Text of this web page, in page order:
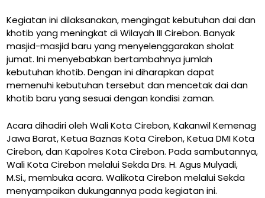
Kegiatan ini dilaksanakan, mengingat kebutuhan dai dan
khotib yang meningkat di Wilayah III Cirebon. Banyak
masjid-masjid baru yang menyelenggarakan sholat
jumat. Ini menyebabkan bertambahnya jumlah
kebutuhan khotib. Dengan ini diharapkan dapat
memenuhi kebutuhan tersebut dan mencetak dai dan
khotib baru yang sesuai dengan kondisi zaman.
Acara dihadiri oleh Wali Kota Cirebon, Kakanwil Kemenag
Jawa Barat, Ketua Baznas Kota Cirebon, Ketua DMI Kota
Cirebon, dan Kapolres Kota Cirebon. Pada sambutannya,
Wali Kota Cirebon melalui Sekda Drs. H. Agus Mulyadi,
M.Si., membuka acara. Walikota Cirebon melalui Sekda
menyampaikan dukungannya pada kegiatan ini.